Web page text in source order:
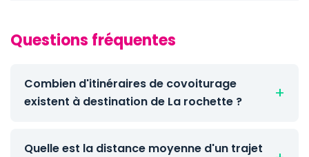
Questions fréquentes
Combien d'itinéraires de covoiturage
existent à destination de La rochette ?
Quelle est la distance moyenne d'un trajet